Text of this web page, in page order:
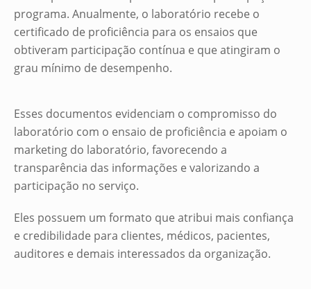
programa. Anualmente, o laboratório recebe o
certificado de proficiência para os ensaios que
obtiveram participação contínua e que atingiram o
grau mínimo de desempenho.
Esses documentos evidenciam o compromisso do
laboratório com o ensaio de proficiência e apoiam o
marketing do laboratório, favorecendo a
transparência das informações e valorizando a
participação no serviço.
Eles possuem um formato que atribui mais confiança
e credibilidade para clientes, médicos, pacientes,
auditores e demais interessados da organização.